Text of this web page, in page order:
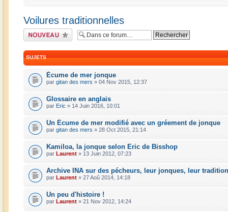
Voilures traditionnelles
Écrire un nouveau
sujet
SUJETS
Écume de mer jonque
par gitan des mers » 04 Nov 2015, 12:37
Glossaire en anglais
par Eric » 14 Juin 2016, 10:01
Un Écume de mer modifié avec un gréement de jonque
par gitan des mers » 28 Oct 2015, 21:14
Kamiloa, la jonque selon Eric de Bisshop
par Laurent » 13 Juin 2012, 07:23
Archive INA sur des pécheurs, leur jonques, leur
par Laurent » 27 Aoû 2014, 14:18
Un peu d'histoire !
par Laurent » 21 Nov 2012, 14:24